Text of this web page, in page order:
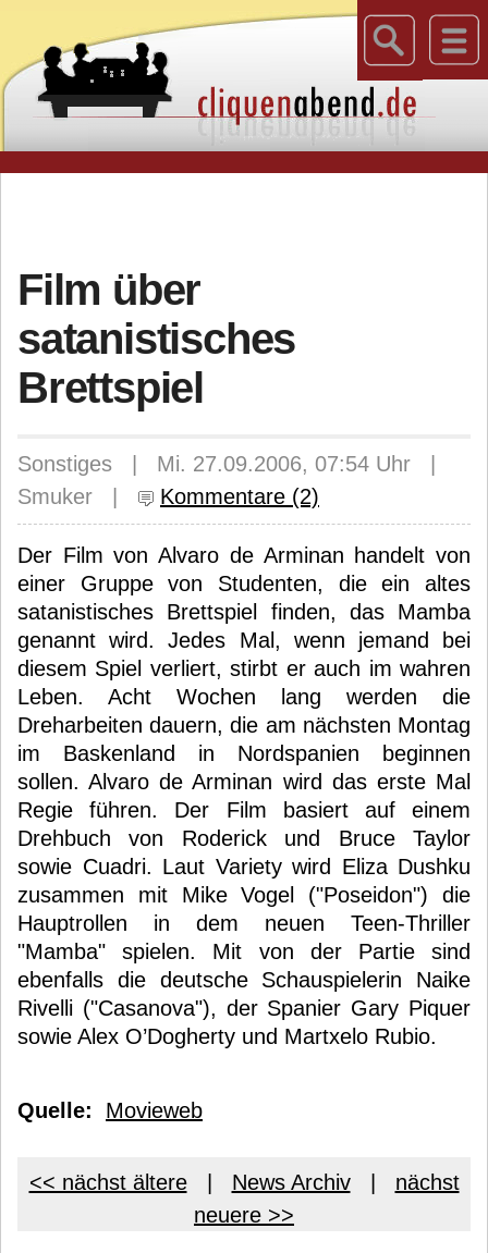
Film über
satanistisches
Brettspiel
Sonstiges | Mi. 27.09.2006, 07:54 Uhr |
Smuker |
Kommentare (2)
Der Film von Alvaro de Arminan handelt von
einer Gruppe von Studenten, die ein altes
satanistisches Brettspiel finden, das Mamba
genannt wird. Jedes Mal, wenn jemand bei
diesem Spiel verliert, stirbt er auch im wahren
Leben. Acht Wochen lang werden die
Dreharbeiten dauern, die am nächsten Montag
im Baskenland in Nordspanien beginnen
sollen. Alvaro de Arminan wird das erste Mal
Regie führen. Der Film basiert auf einem
Drehbuch von Roderick und Bruce Taylor
sowie Cuadri. Laut Variety wird Eliza Dushku
zusammen mit Mike Vogel ("Poseidon") die
Hauptrollen in dem neuen Teen-Thriller
"Mamba" spielen. Mit von der Partie sind
ebenfalls die deutsche Schauspielerin Naike
Rivelli ("Casanova"), der Spanier Gary Piquer
sowie Alex O’Dogherty und Martxelo Rubio.
Quelle: Movieweb
<< nächst ältere| News Archiv| nächst
neuere >>